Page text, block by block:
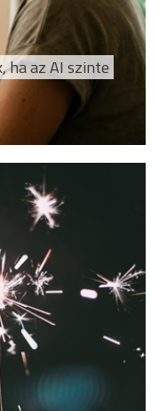
ha az AI szinte